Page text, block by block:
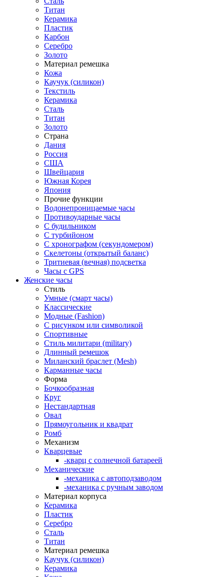
Титан
Керамика
Пластик
Карбон
Серебро
Золото
Материал ремешка
Кожа
Каучук (силикон)
Текстиль
Керамика
Сталь
Титан
Золото
Страна
Дания
Россия
США
Швейцария
Южная Корея
Япония
Прочие функции
Водонепроницаемые часы
Противоударные часы
С будильником
С турбийоном
С хронографом (секундомером)
Скелетоны (открытый баланс)
Тритиевая (вечная) подсветка
Часы с GPS
Женские часы
Стиль
Умные (смарт часы)
Классические
Модные (Fashion)
С рисунком или символикой
Спортивные
Стиль милитари (military)
Длинный ремешок
Миланский браслет (Mesh)
Карманные часы
Форма
Бочкообразная
Круг
Нестандартная
Овал
Прямоугольник и квадрат
Ромб
Механизм
Кварцевые
-кварц с солнечной батареей
Механические
-механика с автоподзаводом
-механика с ручным заводом
Материал корпуса
Керамика
Пластик
Серебро
Сталь
Титан
Материал ремешка
Каучук (силикон)
Керамика